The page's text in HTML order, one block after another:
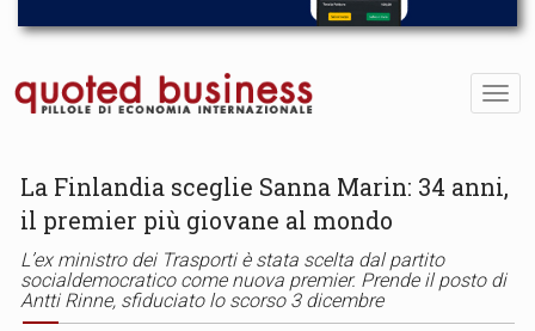
La Finlandia sceglie Sanna Marin: 34 anni,
il premier più giovane al mondo
L’ex ministro dei Trasporti è stata scelta dal partito
socialdemocratico come nuova premier. Prende il posto di
Antti Rinne, sfiduciato lo scorso 3 dicembre